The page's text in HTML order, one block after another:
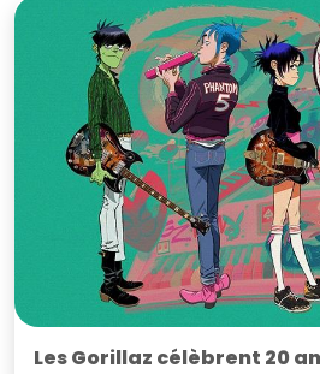
Les Gorillaz célèbrent 20